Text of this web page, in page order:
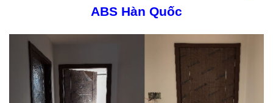
ABS Hàn Quốc